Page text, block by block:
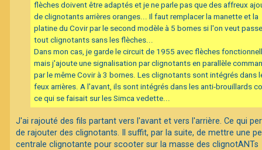
flèches doivent être adaptés et je ne parle pas que des affreux
de clignotants arrières oranges... Il faut remplacer la manette et la
platine du Covir par le second modèle à 5 bornes si l'on veut
tout clignotants sans les flèches...
Dans mon cas, je garde le circuit de 1955 avec flèches
mais j'ajoute une signalisation par clignotants en parallèle
par le même Covir à 3 bornes. Les clignotants sont intégrés dans
feux arrières. A l'avant, ils sont intégrés dans les anti-brouillards
ce qui se faisait sur les Simca vedette...
J'ai rajouté des fils partant vers l'avant et vers l'arrière. Ce qui
de rajouter des clignotants. Il suffit, par la suite, de mettre une
centrale clignotante pour scooter sur la masse des clignotANTs